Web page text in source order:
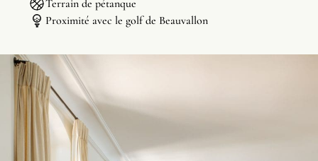
Terrain de pétanque
Proximité avec le golf de Beauvallon